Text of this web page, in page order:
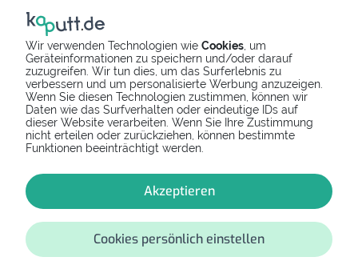
Wir verwenden Technologien wie Cookies , um
Geräteinformationen zu speichern und/oder darauf
zuzugreifen. Wir tun dies, um das Surferlebnis zu
verbessern und um personalisierte Werbung anzuzeigen.
Wenn Sie diesen Technologien zustimmen, können wir
Daten wie das Surfverhalten oder eindeutige IDs auf
dieser Website verarbeiten. Wenn Sie Ihre Zustimmung
nicht erteilen oder zurückziehen, können bestimmte
Funktionen beeinträchtigt werden.
Akzeptieren
Cookies persönlich einstellen
Spende Dein Gerät über
handysfuerdieumwelt.de
für einen guten Zweck.